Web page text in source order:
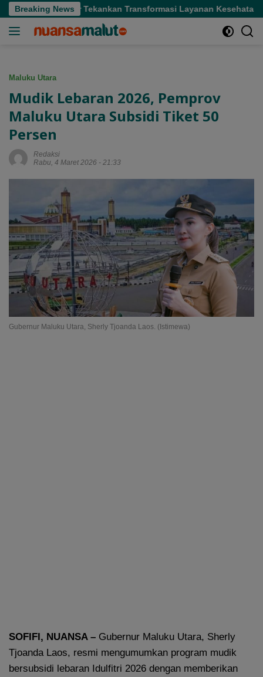
Langsung
ke
Breaking News
Tekankan Transformasi Layanan Kesehatan
Maluku Utara
Mudik Lebaran 2026, Pemprov
Maluku Utara Subsidi Tiket 50
Persen
Redaksi
Rabu, 4 Maret 2026 - 21:33
Gubernur Maluku Utara, Sherly Tjoanda Laos. (Istimewa)
SOFIFI, NUANSA – Gubernur Maluku Utara, Sherly
Tjoanda Laos, resmi mengumumkan program mudik
bersubsidi lebaran Idulfitri 2026 dengan memberikan